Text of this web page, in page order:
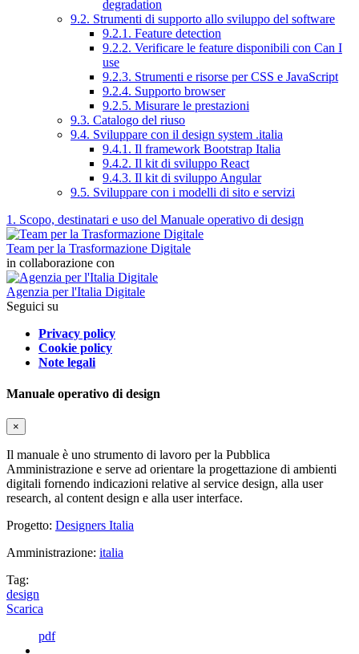
degradation
9.2. Strumenti di supporto allo sviluppo del software
9.2.1. Feature detection
9.2.2. Verificare le feature disponibili con Can I
use
9.2.3. Strumenti e risorse per CSS e JavaScript
9.2.4. Supporto browser
9.2.5. Misurare le prestazioni
9.3. Catalogo del riuso
9.4. Sviluppare con il design system .italia
9.4.1. Il framework Bootstrap Italia
9.4.2. Il kit di sviluppo React
9.4.3. Il kit di sviluppo Angular
9.5. Sviluppare con i modelli di sito e servizi
1. Scopo, destinatari e uso del Manuale operativo di design
Team per la Trasformazione Digitale
in collaborazione con
Agenzia per l'Italia Digitale
Seguici su
Privacy policy
Cookie policy
Note legali
Manuale operativo di design
×
Il manuale è uno strumento di lavoro per la Pubblica
Amministrazione e serve ad orientare la progettazione di ambienti
digitali fornendo indicazioni relative al service design, alla user
research, al content design e alla user interface.
Progetto: Designers Italia
Amministrazione: italia
Tag:
design
Scarica
pdf